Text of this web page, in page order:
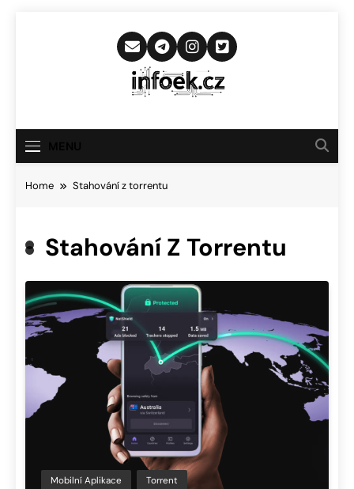
Infoek.cz
Novinkám
Home Stahování z torrentu
Stahování Z Torrentu
Mobilní Aplikace Torrent